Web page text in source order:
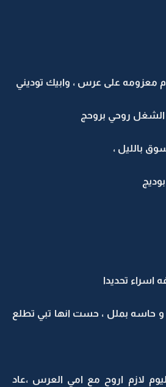
معزومه على عرس ، وابيك توديني
الشغل روحي بروحج
بالليل ،
اسراء تحديدا
و حاسه بملل ، حست انها تبي تطلع
لازم اروح مع امي العرس ،عاد